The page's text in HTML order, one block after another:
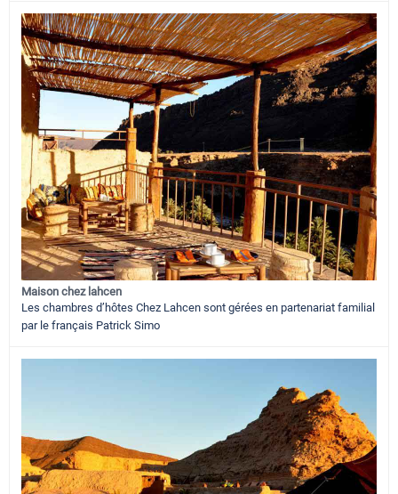
Maison chez lahcen
Les chambres d’hôtes Chez Lahcen sont gérées en partenariat familial
par le français Patrick Simo